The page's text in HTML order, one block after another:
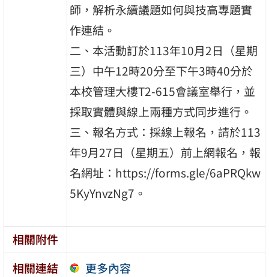
師，解析永續議題如何與技高專題實
作連結。
二、本活動訂於113年10月2日（星期
三）中午12時20分至下午3時40分於
本校管理大樓T2-615會議室舉行，並
採取實體與線上兩種方式同步進行。
三、報名方式：採線上報名，請於113
年9月27日（星期五）前上網報名，報
名網址：https://forms.gle/6aPRQkw
5KyYnvzNg7。
相關附件
相關連結
更多內容